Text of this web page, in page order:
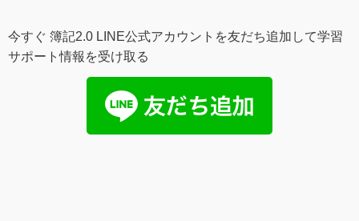
今すぐ 簿記2.0 LINE公式アカウントを友だち追加して学習
サポート情報を受け取る